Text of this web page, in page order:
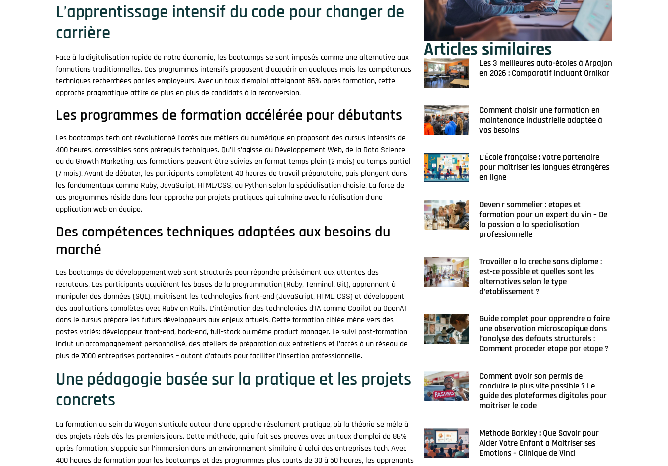
L’apprentissage intensif du code pour changer de
carrière
Face à la digitalisation rapide de notre économie, les bootcamps se sont imposés comme une alternative aux
formations traditionnelles. Ces programmes intensifs proposent d’acquérir en quelques mois les compétences
techniques recherchées par les employeurs. Avec un taux d’emploi atteignant 86% après formation, cette
approche pragmatique attire de plus en plus de candidats à la reconversion.
Les programmes de formation accélérée pour débutants
Les bootcamps tech ont révolutionné l’accès aux métiers du numérique en proposant des cursus intensifs de
400 heures, accessibles sans prérequis techniques. Qu’il s’agisse du Développement Web, de la Data Science
ou du Growth Marketing, ces formations peuvent être suivies en format temps plein (2 mois) ou temps partiel
(7 mois). Avant de débuter, les participants complètent 40 heures de travail préparatoire, puis plongent dans
les fondamentaux comme Ruby, JavaScript, HTML/CSS, ou Python selon la spécialisation choisie. La force de
ces programmes réside dans leur approche par projets pratiques qui culmine avec la réalisation d’une
application web en équipe.
Des compétences techniques adaptées aux besoins du
marché
Les bootcamps de développement web sont structurés pour répondre précisément aux attentes des
recruteurs. Les participants acquièrent les bases de la programmation (Ruby, Terminal, Git), apprennent à
manipuler des données (SQL), maîtrisent les technologies front-end (JavaScript, HTML, CSS) et développent
des applications complètes avec Ruby on Rails. L’intégration des technologies d’IA comme Copilot ou OpenAI
dans le cursus prépare les futurs développeurs aux enjeux actuels. Cette formation ciblée mène vers des
postes variés: développeur front-end, back-end, full-stack ou même product manager. Le suivi post-formation
inclut un accompagnement personnalisé, des ateliers de préparation aux entretiens et l’accès à un réseau de
plus de 7000 entreprises partenaires – autant d’atouts pour faciliter l’insertion professionnelle.
Une pédagogie basée sur la pratique et les projets
concrets
La formation au sein du Wagon s’articule autour d’une approche résolument pratique, où la théorie se mêle à
des projets réels dès les premiers jours. Cette méthode, qui a fait ses preuves avec un taux d’emploi de 86%
après formation, s’appuie sur l’immersion dans un environnement similaire à celui des entreprises tech. Avec
400 heures de formation pour les bootcamps et des programmes plus courts de 30 à 50 heures, les apprenants
Articles similaires
Les 3 meilleures auto-écoles à Arpajon
en 2026 : Comparatif incluant Ornikar
Comment choisir une formation en
maintenance industrielle adaptée à
vos besoins
L’École française : votre partenaire
pour maîtriser les langues étrangères
en ligne
Devenir sommelier : etapes et
formation pour un expert du vin – De
la passion a la specialisation
professionnelle
Travailler a la creche sans diplome :
est-ce possible et quelles sont les
alternatives selon le type
d’etablissement ?
Guide complet pour apprendre a faire
une observation microscopique dans
l’analyse des defauts structurels :
Comment proceder etape par etape ?
Comment avoir son permis de
conduire le plus vite possible ? Le
guide des plateformes digitales pour
maitriser le code
Methode Barkley : Que Savoir pour
Aider Votre Enfant a Maitriser ses
Emotions – Clinique de Vinci